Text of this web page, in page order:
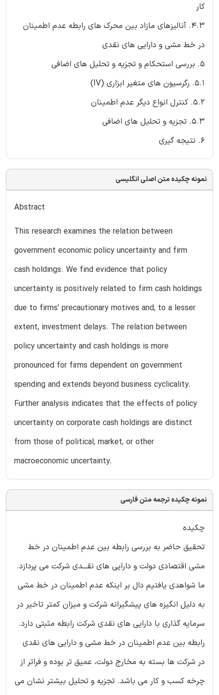
کار
4.3. آنالیزهای مازاد بین محرک های رابطه عدم اطمینان
در خط مشی و دارایی های نقدی
۵. بررسی استحکام و تجزیه و تحلیل های اضافی
5.1. رگرسیون های متغیر ابزاری (IV)
5.2. کنترل انواع دیگر عدم اطمینان
5.3. تجزیه و تحلیل های اضافی
۶. نتیجه گیری
نمونه چکیده متن اصلی انگلیسی
Abstract
This research examines the relation between
government economic policy uncertainty and firm
cash holdings. We find evidence that policy
uncertainty is positively related to firm cash holdings
due to firms' precautionary motives and, to a lesser
extent, investment delays. The relation between
policy uncertainty and cash holdings is more
pronounced for firms dependent on government
spending and extends beyond business cyclicality.
Further analysis indicates that the effects of policy
uncertainty on corporate cash holdings are distinct
from those of political, market, or other
macroeconomic uncertainty.
نمونه چکیده ترجمه متن فارسی
چکیده
تحقیق حاضر به بررسی رابطه بین عدم اطمینان در خط
مشی اقتصادی دولت و دارایی های نقـــدی شرکت می پردازد.
ما شواهدی یافتیم دال بر اینکه عدم اطمینان در خط مشی
به دلیل انگیزه های پیشگیرانه شرکت و میزان کمتر تاخیر در
سرمایه گذاری با دارایی های نقدی شرکت رابطه مثبتی دارد.
رابطه بین عدم اطمینان در خط مشی و دارایی های نقدی
در شرکت ها بسته به مخارج دولت، عمیق تر بوده و فراتر از
چرخه کسب و کار می باشد. تجزیه و تحلیل بیشتر نشان می